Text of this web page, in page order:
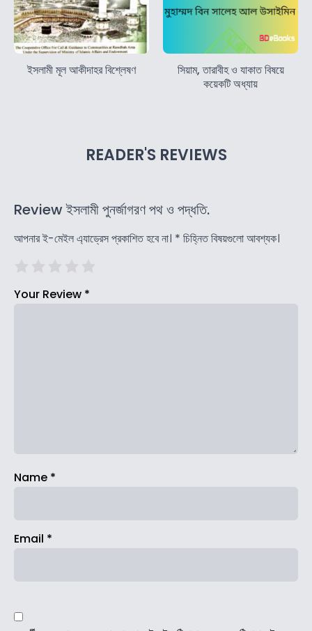
ইসলামী মূল আকীদাহর বিশ্লেষণ
সিয়াম, তারাবীহ ও যাকাত বিষয়ে
কয়েকটি অধ্যায়
READER'S REVIEWS
Review ইসলামী পুনর্জাগরণ পথ ও পদ্ধতি.
আপনার ই-মেইল এ্যাড্রেস প্রকাশিত হবে না। * চিহ্নিত বিষয়গুলো আবশ্যক।
Your Review *
Name *
Email *